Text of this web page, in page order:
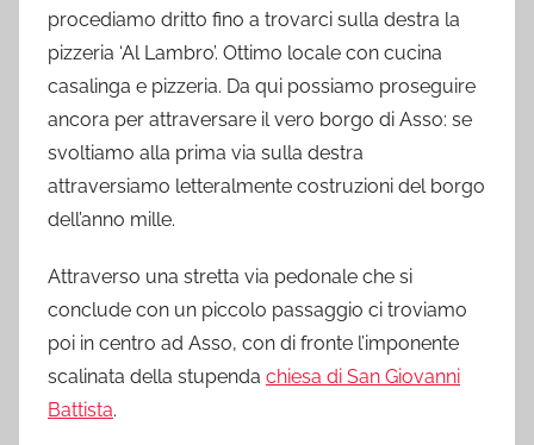
procediamo dritto fino a trovarci sulla destra la
pizzeria ‘Al Lambro’. Ottimo locale con cucina
casalinga e pizzeria. Da qui possiamo proseguire
ancora per attraversare il vero borgo di Asso: se
svoltiamo alla prima via sulla destra
attraversiamo letteralmente costruzioni del borgo
dell’anno mille.
Attraverso una stretta via pedonale che si
conclude con un piccolo passaggio ci troviamo
poi in centro ad Asso, con di fronte l’imponente
scalinata della stupenda chiesa di San Giovanni
Battista.